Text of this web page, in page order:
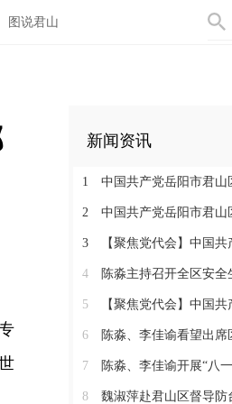
图说君山
新闻资讯
1 中国共产党岳阳市君山区第七届委员会举行第
2 中国共产党岳阳市君山区第七届纪律检
3 【聚焦党代会】中国共产党岳阳市君山
4 陈淼主持召开全区安全
5 【聚焦党代会】中国共产党岳阳市
6 陈淼、李佳谕看望出席区
7 陈淼、李佳谕开展“八一”走访
8 魏淑萍赴君山区督导防台